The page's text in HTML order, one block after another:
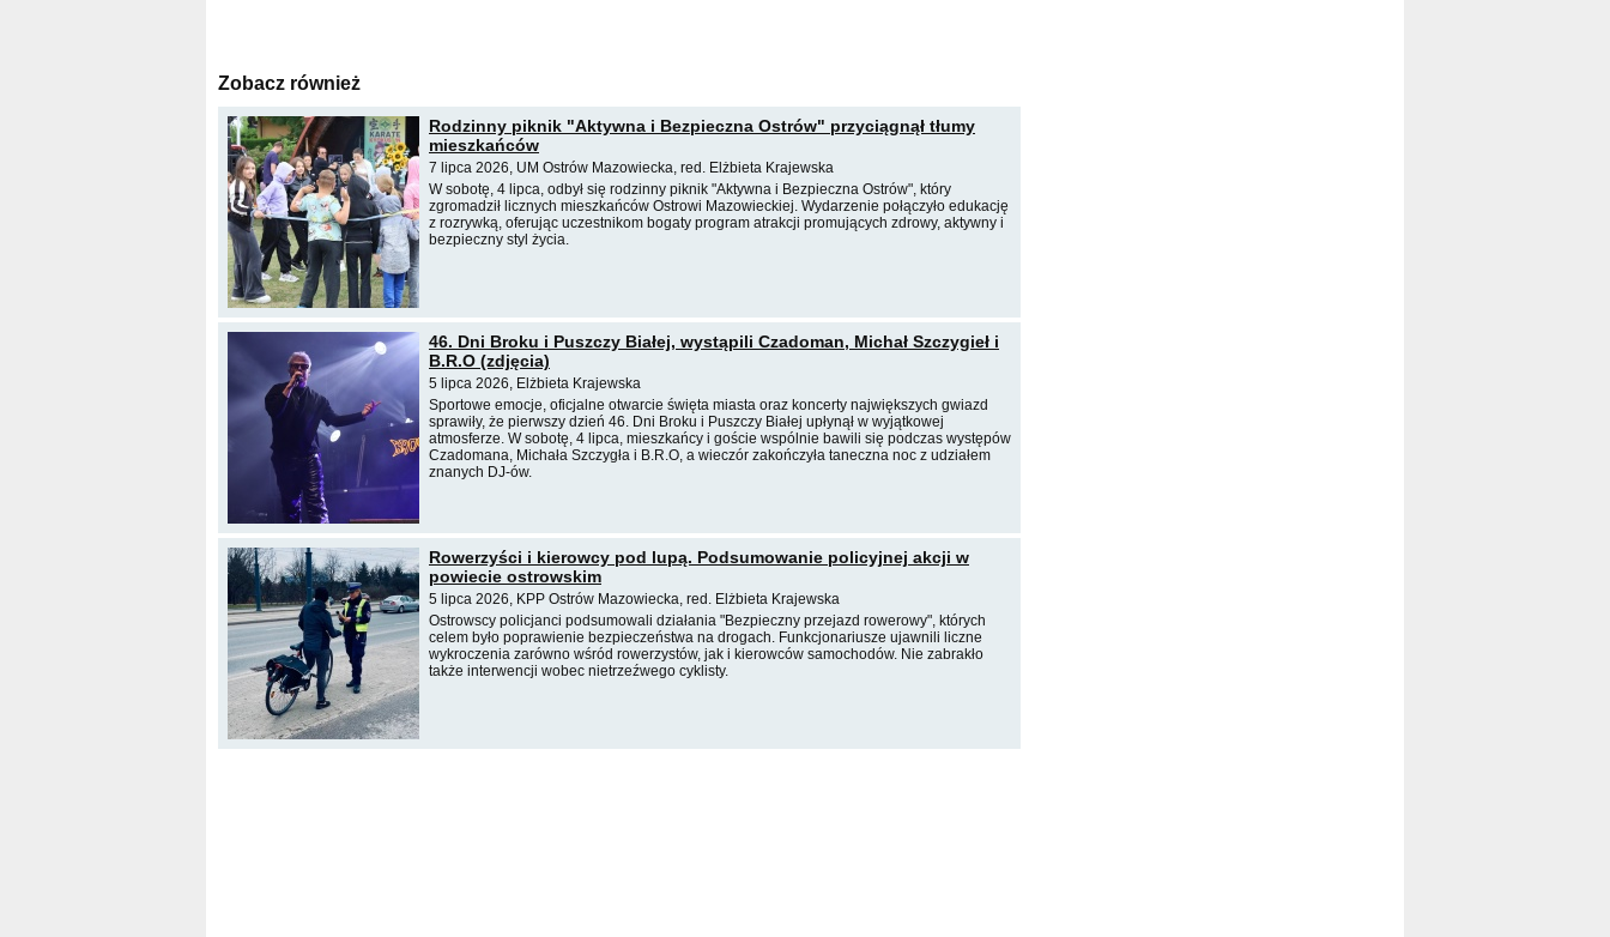
Zobacz również
Rodzinny piknik "Aktywna i Bezpieczna Ostrów" przyciągnął tłumy
mieszkańców
7 lipca 2026, UM Ostrów Mazowiecka, red. Elżbieta Krajewska
W sobotę, 4 lipca, odbył się rodzinny piknik "Aktywna i Bezpieczna Ostrów", który
zgromadził licznych mieszkańców Ostrowi Mazowieckiej. Wydarzenie połączyło edukację
z rozrywką, oferując uczestnikom bogaty program atrakcji promujących zdrowy, aktywny i
bezpieczny styl życia.
46. Dni Broku i Puszczy Białej, wystąpili Czadoman, Michał Szczygieł i
B.R.O (zdjęcia)
5 lipca 2026, Elżbieta Krajewska
Sportowe emocje, oficjalne otwarcie święta miasta oraz koncerty największych gwiazd
sprawiły, że pierwszy dzień 46. Dni Broku i Puszczy Białej upłynął w wyjątkowej
atmosferze. W sobotę, 4 lipca, mieszkańcy i goście wspólnie bawili się podczas występów
Czadomana, Michała Szczygła i B.R.O, a wieczór zakończyła taneczna noc z udziałem
znanych DJ-ów.
Rowerzyści i kierowcy pod lupą. Podsumowanie policyjnej akcji w
powiecie ostrowskim
5 lipca 2026, KPP Ostrów Mazowiecka, red. Elżbieta Krajewska
Ostrowscy policjanci podsumowali działania "Bezpieczny przejazd rowerowy", których
celem było poprawienie bezpieczeństwa na drogach. Funkcjonariusze ujawnili liczne
wykroczenia zarówno wśród rowerzystów, jak i kierowców samochodów. Nie zabrakło
także interwencji wobec nietrzeźwego cyklisty.